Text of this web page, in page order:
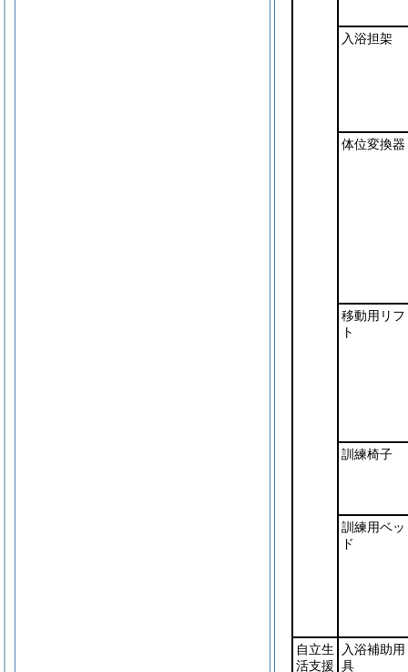
入浴担架
体位変換器
移動用リフ
ト
訓練椅子
訓練用ベッ
ド
自立生
活支援
入浴補助用
具